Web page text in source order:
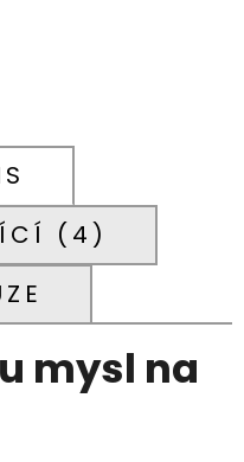
(4)
mysl na